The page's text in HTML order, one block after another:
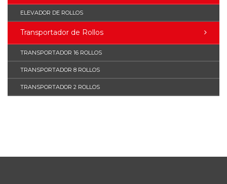
ELEVADOR DE ROLLOS
Transportador de Rollos
TRANSPORTADOR 16 ROLLOS
TRANSPORTADOR 8 ROLLOS
TRANSPORTADOR 2 ROLLOS